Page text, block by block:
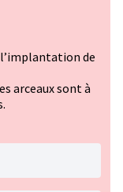
de
arceaux sont à